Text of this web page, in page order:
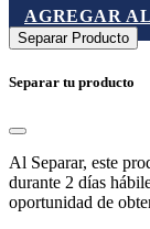
AGREGAR
Separar Producto
Separar tu producto
Al Separar, este
durante 2 días
oportunidad de